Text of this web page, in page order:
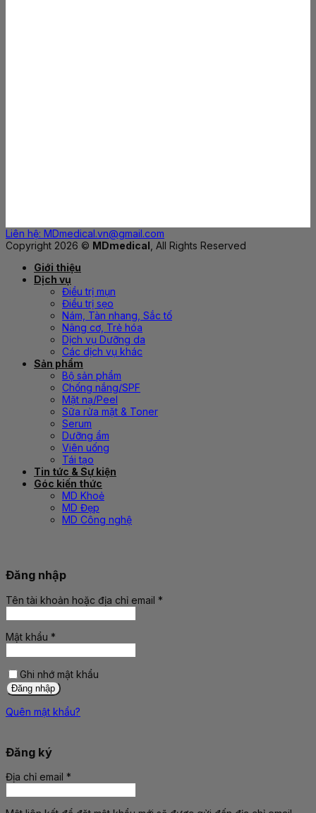
Liên hệ: MDmedical.vn@gmail.com
Copyright 2026 © MDmedical , All Rights Reserved
Giới thiệu
Dịch vụ
Điều trị mụn
Điều trị sẹo
Nám, Tàn nhang, Sắc tố
Nâng cơ, Trẻ hóa
Dịch vụ Dưỡng da
Các dịch vụ khác
Sản phẩm
Bộ sản phẩm
Chống nắng/SPF
Mặt nạ/Peel
Sữa rửa mặt & Toner
Serum
Dưỡng ẩm
Viên uống
Tái tạo
Tin tức & Sự kiện
Góc kiến thức
MD Khoẻ
MD Đẹp
MD Công nghệ
Đăng nhập
Tên tài khoản hoặc địa chỉ email *
Bắt
Mật khẩu *
Bắt
Ghi nhớ mật khẩu
Đăng nhập
Quên mật khẩu?
Đăng ký
Địa chỉ email *
Bắt
buộc